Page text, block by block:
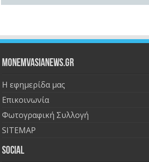
Monemvasianews.gr
Η εφημερίδα μας
Επικοινωνία
Φωτογραφική Συλλογή
SITEMAP
Social